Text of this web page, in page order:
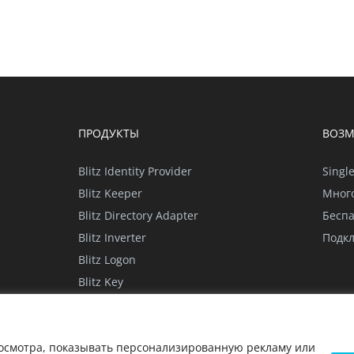
показывать персонализированную рекламу или
ПРОДУКТЫ
Blitz Identity Provider
Blitz Keeper
Blitz Directory Adapter
Blitz Inverter
Blitz Logon
Blitz Key
cookie Политика конфиденциальности для